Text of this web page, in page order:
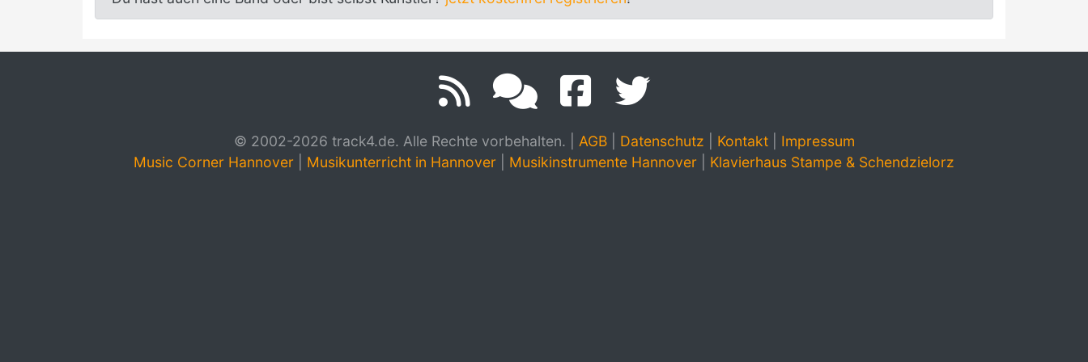
© 2002-2026 track4.de. Alle Rechte vorbehalten. AGB| Datenschutz Kontakt| Impressum
Music Corner Hannover
Musikunterricht in Hannover Musikinstrumente Hannover Klavierhaus Stampe & Schendzielorz